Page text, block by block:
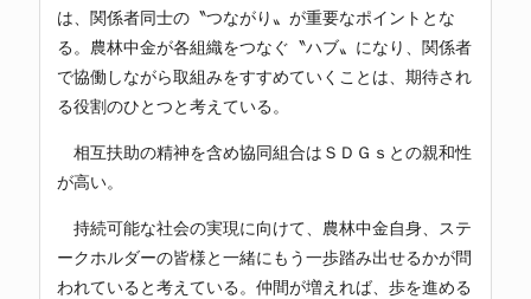
は、関係者同士の〝つながり〟が重要なポイントとな
る。農林中金が各組織をつなぐ〝ハブ〟になり、関係者
で協働しながら取組みをすすめていくことは、期待され
る役割のひとつと考えている。
相互扶助の精神を含め協同組合はＳＤＧｓとの親和性
が高い。
持続可能な社会の実現に向けて、農林中金自身、ステ
ークホルダーの皆様と一緒にもう一歩踏み出せるかが問
われていると考えている。仲間が増えれば、歩を進める